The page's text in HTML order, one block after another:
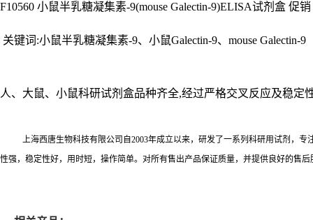
F10560 小鼠半乳糖凝集素-9(mouse Galectin-9)ELISA试剂盒 促
关键词:小鼠半乳糖凝集素-9、小鼠Galectin-9、mouse Galectin-9
人、大鼠、小鼠科研试剂盒品种齐全,经过严格交叉反应及稳
上海西唐生物科技有限公司自2003年成立以来，研发了一系列科研用试剂，
性强，稳定性好，用时短，操作简单。对所有售出产品保证质量，并提供良好的售后